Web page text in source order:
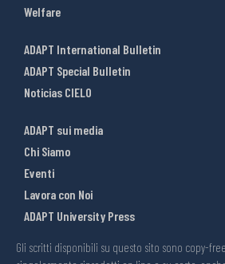
Welfare
ADAPT International Bulletin
ADAPT Special Bulletin
Noticias CIELO
ADAPT sui media
Chi Siamo
Eventi
Lavora con Noi
ADAPT University Press
Gli scritti disponibili su questo sito sono copy-